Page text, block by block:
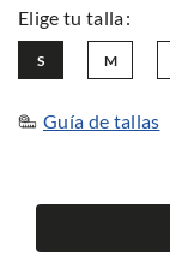
M
S
Guía de tallas